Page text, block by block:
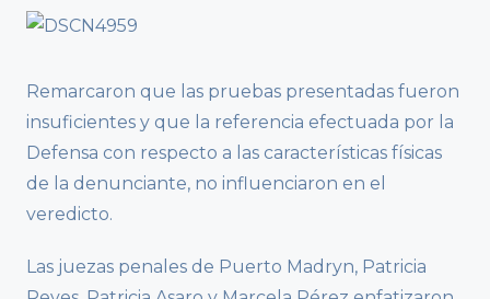
Remarcaron que las pruebas presentadas fueron
insuficientes y que la referencia efectuada por la
Defensa con respecto a las características físicas
de la denunciante, no influenciaron en el
veredicto.
Las juezas penales de Puerto Madryn, Patricia